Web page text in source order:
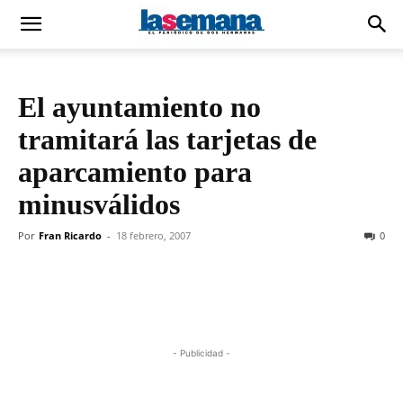
El ayuntamiento no
tramitará las tarjetas de
aparcamiento para
minusválidos
Por Fran Ricardo - 18 febrero, 2007 0
- Publicidad -